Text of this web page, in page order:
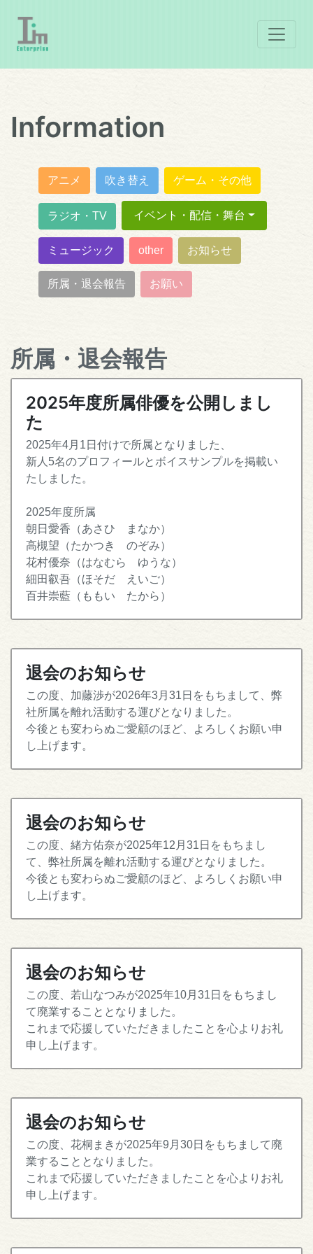
Information
アニメ 吹き替え ゲーム・その他
ラジオ・TV イベント・配信・舞台
ミュージック other お知らせ
所属・退会報告 お願い
所属・退会報告
2025年度所属俳優を公開しまし
た
2025年4月1日付けで所属となりました、
新人5名のプロフィールとボイスサンプルを掲載い
たしました。
2025年度所属
朝日愛香（あさひ まなか）
高槻望（たかつき のぞみ）
花村優奈（はなむら ゆうな）
細田叡吾（ほそだ えいご）
百井崇藍（ももい たから）
退会のお知らせ
この度、加藤渉が2026年3月31日をもちまして、弊
社所属を離れ活動する運びとなりました。
今後とも変わらぬご愛顧のほど、よろしくお願い申
し上げます。
退会のお知らせ
この度、緒方佑奈が2025年12月31日をもちまし
て、弊社所属を離れ活動する運びとなりました。
今後とも変わらぬご愛顧のほど、よろしくお願い申
し上げます。
退会のお知らせ
この度、若山なつみが2025年10月31日をもちまし
て廃業することとなりました。
これまで応援していただきましたことを心よりお礼
申し上げます。
退会のお知らせ
この度、花桐まきが2025年9月30日をもちまして廃
業することとなりました。
これまで応援していただきましたことを心よりお礼
申し上げます。